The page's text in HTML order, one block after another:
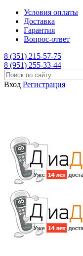
Условия оплаты
Доставка
Гарантия
Вопрос-ответ
8 (351) 215-57-75
8 (951) 255-33-44
Вход Регистрация